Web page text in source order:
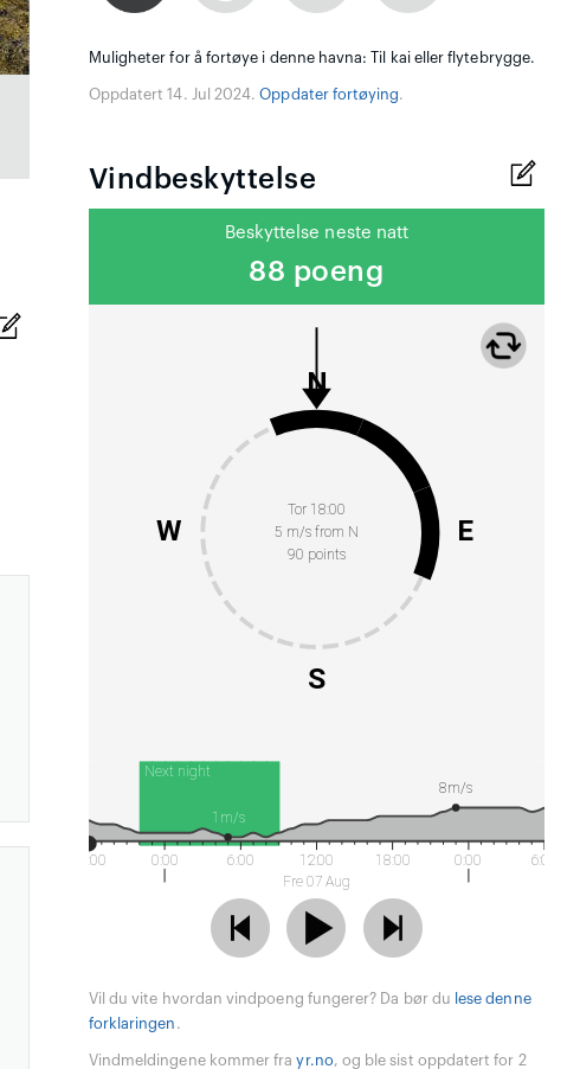
Muligheter for å fortøye i denne havna: Til kai eller flytebrygge.
Oppdatert 14. Jul 2024.Oppdater fortøying.
Vindbeskyttelse
Beskyttelse neste natt
88 poeng
Tor 18:00
5 m/s from N
90 points
N
E
S
W
Next night
18:00 0:00 6:00
12:00
Fre 07 Aug
18:00 0:00 6:00
8m/s
1m/s
Vil du vite hvordan vindpoeng fungerer? Da bør du lese denne
forklaringen .
Vindmeldingene kommer frayr.no, og ble sist oppdatert for 2